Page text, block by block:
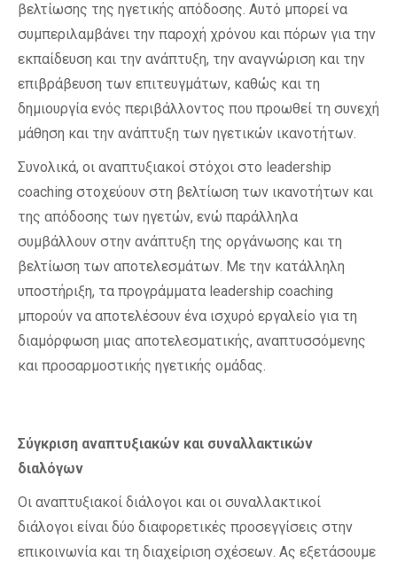
βελτίωσης της ηγετικής απόδοσης. Αυτό μπορεί να
συμπεριλαμβάνει την παροχή χρόνου και πόρων για την
εκπαίδευση και την ανάπτυξη, την αναγνώριση και την
επιβράβευση των επιτευγμάτων, καθώς και τη
δημιουργία ενός περιβάλλοντος που προωθεί τη συνεχή
μάθηση και την ανάπτυξη των ηγετικών ικανοτήτων.
Συνολικά, οι αναπτυξιακοί στόχοι στο leadership
coaching στοχεύουν στη βελτίωση των ικανοτήτων και
της απόδοσης των ηγετών, ενώ παράλληλα
συμβάλλουν στην ανάπτυξη της οργάνωσης και τη
βελτίωση των αποτελεσμάτων. Με την κατάλληλη
υποστήριξη, τα προγράμματα leadership coaching
μπορούν να αποτελέσουν ένα ισχυρό εργαλείο για τη
διαμόρφωση μιας αποτελεσματικής, αναπτυσσόμενης
και προσαρμοστικής ηγετικής ομάδας.
Σύγκριση αναπτυξιακών και συναλλακτικών
διαλόγων
Οι αναπτυξιακοί διάλογοι και οι συναλλακτικοί
διάλογοι είναι δύο διαφορετικές προσεγγίσεις στην
επικοινωνία και τη διαχείριση σχέσεων. Ας εξετάσουμε